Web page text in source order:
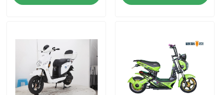
Produkte
Über uns
2000W neues